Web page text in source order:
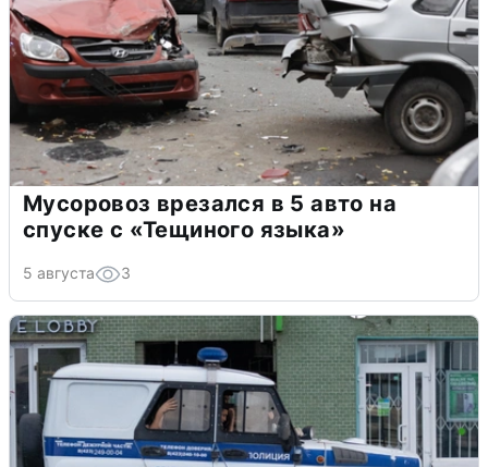
Мусоровоз врезался в 5 авто на
спуске с «Тещиного языка»
5 августа 3